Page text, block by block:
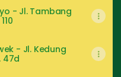
- Jl. Tambang
- Jl. Kedung
47d